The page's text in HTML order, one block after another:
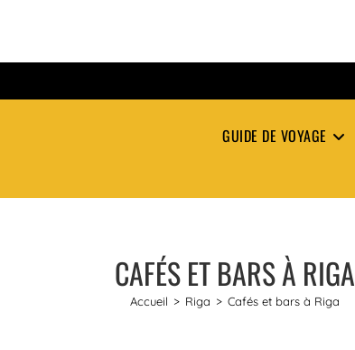
GUIDE DE VOYAGE
CAFÉS ET BARS À RIGA
Accueil > Riga > Cafés et bars à Riga